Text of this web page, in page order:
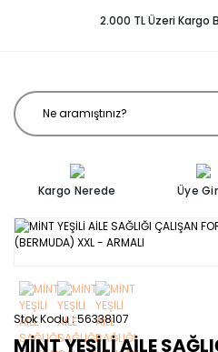
2.000 TL Üzeri Kargo
Kargo Nerede Üye
Stok Kodu 56338107
MİNT YEŞİLİ AİLE